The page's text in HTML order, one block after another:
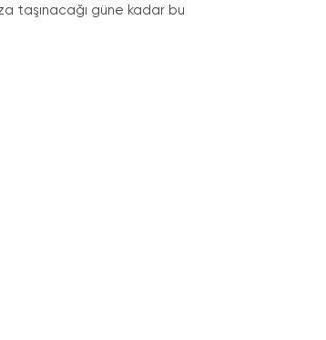
taşınacağı güne kadar bu